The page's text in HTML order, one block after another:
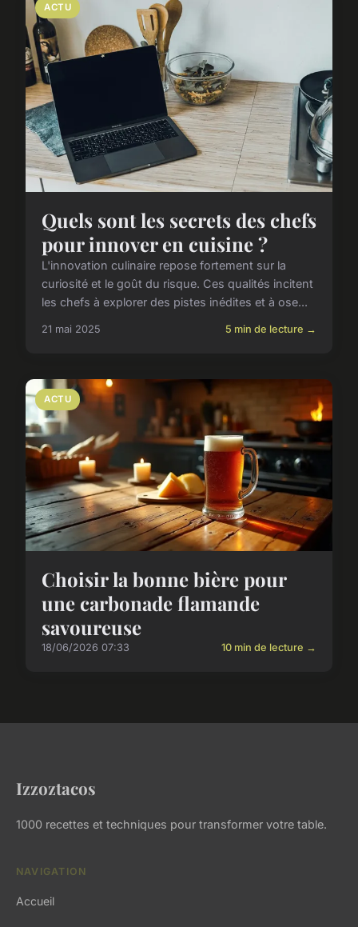
ACTU
Quels sont les secrets des chefs
pour innover en cuisine ?
L'innovation culinaire repose fortement sur la
curiosité et le goût du risque. Ces qualités incitent
les chefs à explorer des pistes inédites et à ose...
21 mai 2025 5 min de lecture →
ACTU
Choisir la bonne bière pour
une carbonade flamande
savoureuse
18/06/2026 07:33 10 min de lecture →
Izzoztacos
1000 recettes et techniques pour transformer votre table.
NAVIGATION
Accueil